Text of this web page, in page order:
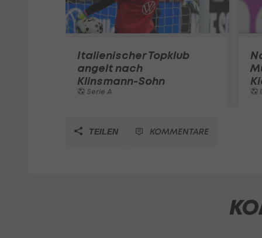
Italienischer Topklub
angelt nach
Klinsmann-Sohn
Serie A
TEILEN KOMMENTARE